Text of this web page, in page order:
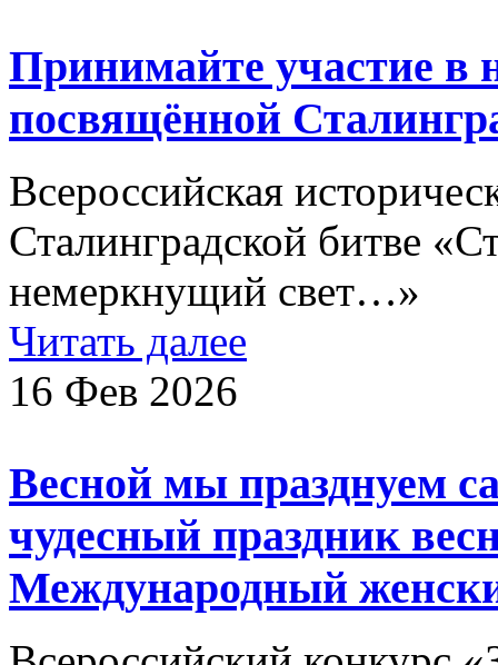
Принимайте участие в
посвящённой
Всероссийская
Сталинградской битве
немеркнущий свет…»
Читать далее
16 Фев 2026
Весной мы празднуем
чудесный праздник
Международный